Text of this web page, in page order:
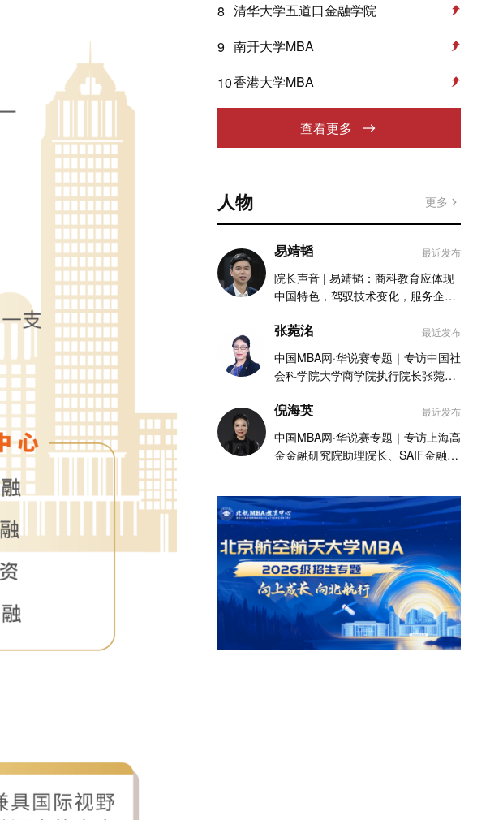
8 清华大学五道口金融学院
9 南开大学MBA
10香港大学MBA
查看更多
人物 更多
易靖韬 最近发布
院长声音 | 易靖韬：商科教育应体现
中国特色，驾驭技术变化，服务企业
张菀洺 最近发布
中国MBA网·华说赛专题｜专访中国社
会科学院大学商学院执行院长张菀洺
倪海英 最近发布
中国MBA网·华说赛专题｜专访上海高
金金融研究院助理院长、SAIF金融